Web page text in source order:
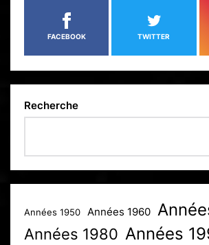
FACEBOOK TWITTER
Recherche
Années 1950 Années 1960
Années 1980 Années